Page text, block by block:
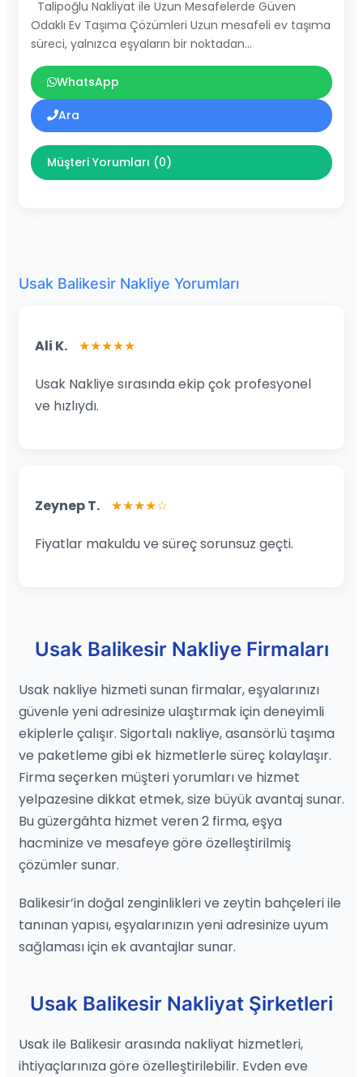
Talipoğlu Nakliyat ile Uzun Mesafelerde Güven
Odaklı Ev Taşıma Çözümleri Uzun mesafeli ev taşıma
süreci, yalnızca eşyaların bir noktadan…
WhatsApp
Ara
Müşteri Yorumları (0)
Usak Balikesir Nakliye Yorumları
Ali K. ★★★★★
Usak Nakliye sırasında ekip çok profesyonel
ve hızlıydı.
Zeynep T. ★★★★☆
Fiyatlar makuldu ve süreç sorunsuz geçti.
Usak Balikesir Nakliye Firmaları
Usak nakliye hizmeti sunan firmalar, eşyalarınızı
güvenle yeni adresinize ulaştırmak için deneyimli
ekiplerle çalışır. Sigortalı nakliye, asansörlü taşıma
ve paketleme gibi ek hizmetlerle süreç kolaylaşır.
Firma seçerken müşteri yorumları ve hizmet
yelpazesine dikkat etmek, size büyük avantaj sunar.
Bu güzergâhta hizmet veren 2 firma, eşya
hacminize ve mesafeye göre özelleştirilmiş
çözümler sunar.
Balikesir’in doğal zenginlikleri ve zeytin bahçeleri ile
tanınan yapısı, eşyalarınızın yeni adresinize uyum
sağlaması için ek avantajlar sunar.
Usak Balikesir Nakliyat Şirketleri
Usak ile Balikesir arasında nakliyat hizmetleri,
ihtiyaçlarınıza göre özelleştirilebilir. Evden eve